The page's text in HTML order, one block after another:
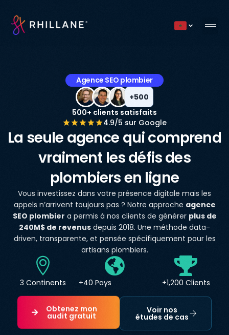
Current country
Agence SEO plombier
+500
500+ clients satisfaits
4.9/5 sur Google
La seule agence qui comprend
vraiment les défis des
plombiers en ligne
Vous investissez dans votre présence digitale mais les
appels n’arrivent toujours pas ? Notre approche agence
SEO plombier a permis à nos clients de générer plus de
240M$ de revenus depuis 2018. Une méthode data-
driven, transparente, et pensée spécifiquement pour les
artisans plombiers.
3 Continents +40 Pays +1,200 Clients
Obtenez mon
audit gratuit Voir nos
études de cas